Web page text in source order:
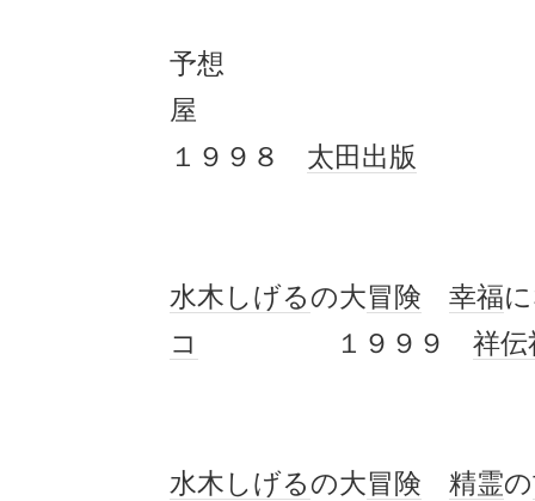
予想
１９９８ 太田出版
水木しげるの大冒険 幸福
コ
１９９９ 祥伝
水木しげるの大冒険 精霊の